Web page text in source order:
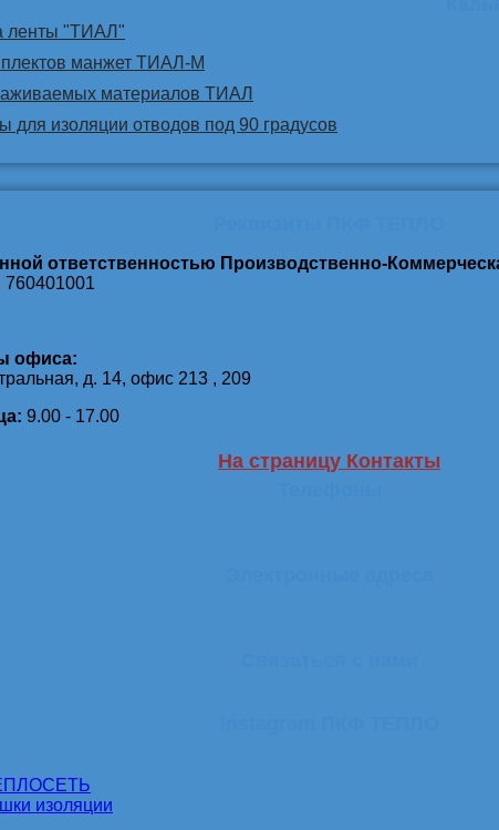
ленты "ТИАЛ"
манжет ТИАЛ-М
материалов ТИАЛ
для изоляции отводов под 90 градусов
ответственностью Производственно-
офиса:
д. 14, офис 213 , 209
9.00 - 17.00
На страницу Контакты